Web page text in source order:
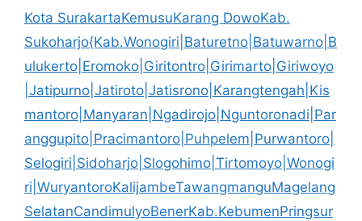
Kota SurakartaKemusuKarang DowoKab.
Sukoharjo{Kab.Wonogiri|Baturetno|Batuwarno|B
ulukerto|Eromoko|Giritontro|Girimarto|Giriwoyo
|Jatipurno|Jatiroto|Jatisrono|Karangtengah|Kis
mantoro|Manyaran|Ngadirojo|Nguntoronadi|Par
anggupito|Pracimantoro|Puhpelem|Purwantoro|
Selogiri|Sidoharjo|Slogohimo|Tirtomoyo|Wonogi
ri|WuryantoroKalijambeTawangmanguMagelang
SelatanCandimulyoBenerKab.KebumenPringsur